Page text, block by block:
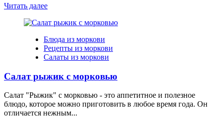
Читать далее
Блюда из моркови
Рецепты из моркови
Салаты из моркови
Салат рыжик с морковью
Салат "Рыжик" с морковью - это аппетитное и полезное
блюдо, которое можно приготовить в любое время года. Он
отличается нежным...